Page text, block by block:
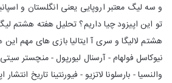
و سه لیگ معتبر اروپایی یعنی انگلستان و
تو این اپیزود چیا داریم؟ تحلیل هفته هشتم
هشتم لالیگا و سری آ ایتالیا بازی های مهم این
نیوکاسل فولهام - آرسنال لیورپول - منچستر
والنسیا - بارسلونا لاتزیو - فیورنتینا تاریخ